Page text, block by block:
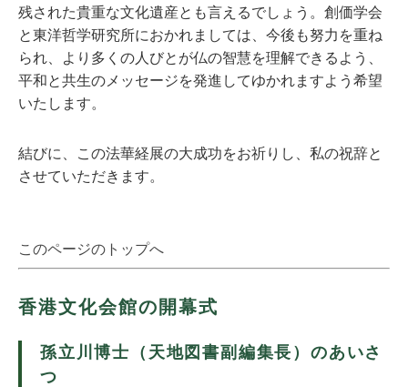
残された貴重な文化遺産とも言えるでしょう。創価学会
と東洋哲学研究所におかれましては、今後も努力を重ね
られ、より多くの人びとが仏の智慧を理解できるよう、
平和と共生のメッセージを発進してゆかれますよう希望
いたします。
結びに、この法華経展の大成功をお祈りし、私の祝辞と
させていただきます。
このページのトップへ
香港文化会館の開幕式
孫立川博士（天地図書副編集長）のあいさ
つ